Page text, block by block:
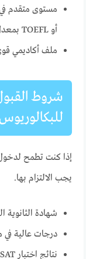
أو TOEFL بمعدل 110).
ملف أكاديمي
للبكالوريوس
إذا كنت تطمح
يجب الالتزام بها.
شهادة الثانوية
درجات عالية
نتائج اختبار SAT أو ACT (للطلبة من خارج المملكة المتحدة).